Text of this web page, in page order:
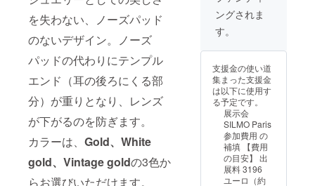
を失わない、ノーズパッド
のないデザイン。ノーズ
パッドの代わりにテンプル
エンド（耳の後ろにくる部
分）が重りとなり、レンズ
が下がるのを防ぎます。
カラーは、 Gold、White
gold、Vintage goldの3色か
らお選びいただけます。
ト幅
125mm
アレン
ズが
入った
状態で
のお届
けとな
りま
す。レ
ンズの
交換に
ついて
は最寄
ン合金 /
ベータ
ロンズ /
ステン
レス /
Swarov
ski クリ
スタル
♢Size
レンズ
幅
41mm /
ブリッ
ジ幅
チタン /
合金 / ス
♢Size
幅
42mm /
ブリッ
ジ幅
22mm /
テンプ
ル長
150mm
/ フロン
ト幅
ングされま
す。
支援金の使い道
集まった支援金
は以下に使用す
る予定です。
展示会
SILMO Paris
参加費用 の
補填 【費用
の目安】 出
展料 3196
ユーロ（約